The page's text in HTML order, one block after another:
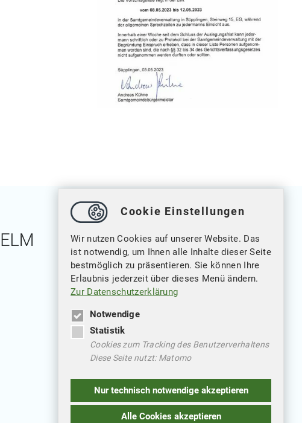
Weitere Verlinkungen
Datenschutz
Impressum
Cookie Einstellungen
Wir nutzen Cookies auf unserer Website. Das
ist notwendig, um Ihnen alle Inhalte dieser Seite
bestmöglich zu präsentieren. Sie können Ihre
Erlaubnis jederzeit über dieses Menü ändern.
Zur Datenschutzerklärung
Notwendige
Statistik
Cookies zum Tracking des Benutzerverhaltens
Diese Seite nutzt: Matomo
Nur technisch notwendige akzeptieren
Alle Cookies akzeptieren